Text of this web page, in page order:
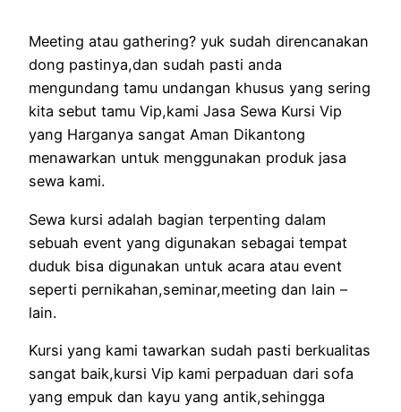
Meeting atau gathering? yuk sudah direncanakan
dong pastinya,dan sudah pasti anda
mengundang tamu undangan khusus yang sering
kita sebut tamu Vip,kami Jasa Sewa Kursi Vip
yang Harganya sangat Aman Dikantong
menawarkan untuk menggunakan produk jasa
sewa kami.
Sewa kursi adalah bagian terpenting dalam
sebuah event yang digunakan sebagai tempat
duduk bisa digunakan untuk acara atau event
seperti pernikahan,seminar,meeting dan lain –
lain.
Kursi yang kami tawarkan sudah pasti berkualitas
sangat baik,kursi Vip kami perpaduan dari sofa
yang empuk dan kayu yang antik,sehingga